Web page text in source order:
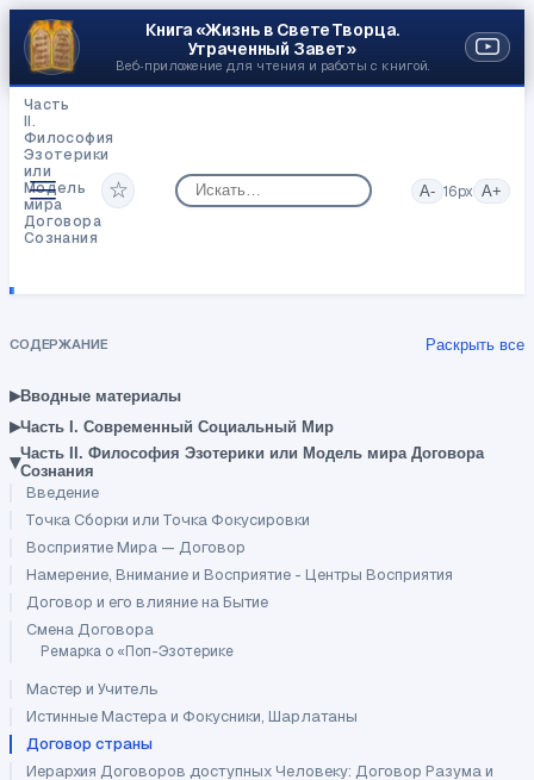
Книга «Жизнь в Свете Творца.
Утраченный Завет»
Веб‑приложение для чтения и работы с книгой.
Часть
II.
Философия
Эзотерики
или
Модель
мира
Договора
Сознания
☆ A- 16px A+
СОДЕРЖАНИЕ Раскрыть все
▸Вводные материалы
▸Часть I. Современный Социальный Мир
▾Часть II. Философия Эзотерики или Модель мира Договора
Сознания
Введение
Точка Сборки или Точка Фокусировки
Восприятие Мира — Договор
Намерение, Внимание и Восприятие - Центры Восприятия
Договор и его влияние на Бытие
Смена Договора
Ремарка о «Поп-Эзотерике
Мастер и Учитель
Истинные Мастера и Фокусники, Шарлатаны
Договор страны
Иерархия Договоров доступных Человеку: Договор Разума и